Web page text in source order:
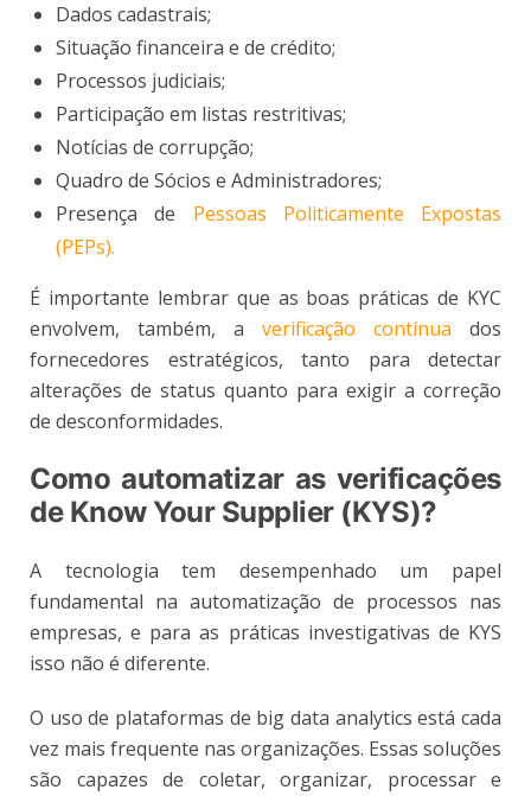
Dados cadastrais;
Situação financeira e de crédito;
Processos judiciais;
Participação em listas restritivas;
Notícias de corrupção;
Quadro de Sócios e Administradores;
Presença de Pessoas Politicamente Expostas
(PEPs).
É importante lembrar que as boas práticas de KYC
envolvem, também, a verificação contínua dos
fornecedores estratégicos, tanto para detectar
alterações de status quanto para exigir a correção
de desconformidades.
Como automatizar as verificações
de Know Your Supplier (KYS)?
A tecnologia tem desempenhado um papel
fundamental na automatização de processos nas
empresas, e para as práticas investigativas de KYS
isso não é diferente.
O uso de plataformas de big data analytics está cada
vez mais frequente nas organizações. Essas soluções
são capazes de coletar, organizar, processar e